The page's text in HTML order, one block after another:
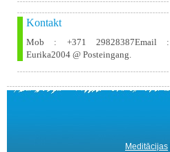
Kontakt
Mob : +371 29828387Email :
Eurika2004 @ Posteingang.
Meditācijas